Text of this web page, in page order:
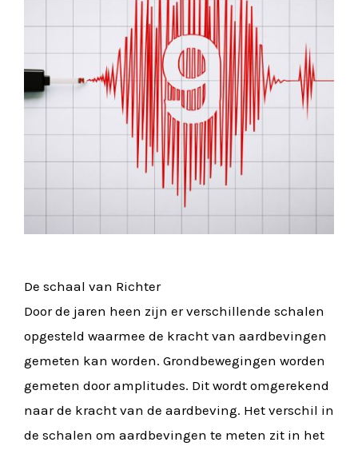
De schaal van Richter
Door de jaren heen zijn er verschillende schalen
opgesteld waarmee de kracht van aardbevingen
gemeten kan worden. Grondbewegingen worden
gemeten door amplitudes. Dit wordt omgerekend
naar de kracht van de aardbeving. Het verschil in
de schalen om aardbevingen te meten zit in het